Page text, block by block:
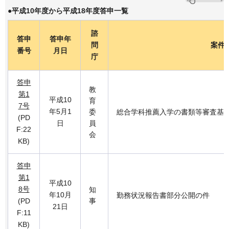
●平成10年度から平成18年度答申一覧
答申
番号
答申年
月日
諮
問
庁
案件
答申
第1
7号
(PD
F:22
KB)
平成10
年5月1
日
教
育
委
員
会
総合学科推薦入学の書類等審査基
答申
第1
8号
(PD
F:11
KB)
平成10
年10月
21日
知
事
勤務状況報告書部分公開の件